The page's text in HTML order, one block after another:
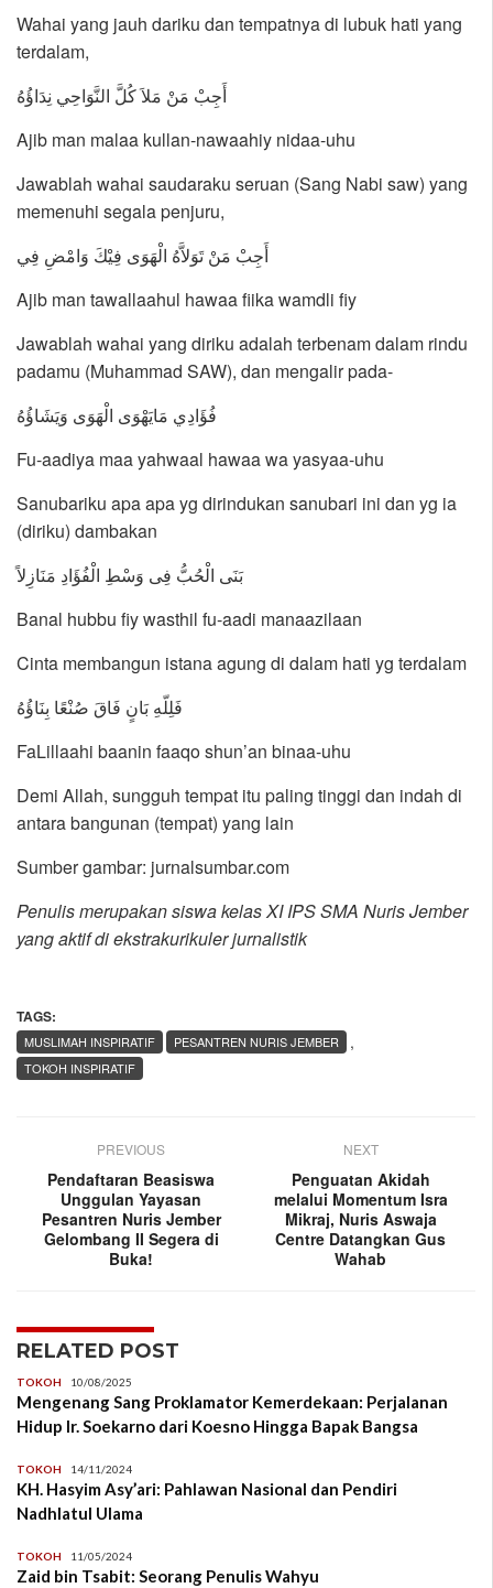
Wahai yang jauh dariku dan tempatnya di lubuk hati yang
terdalam,
أَجِبْ مَنْ مَلاَ كُلَّ النَّوَاحِي نِدَاؤُهُ
Ajib man malaa kullan-nawaahiy nidaa-uhu
Jawablah wahai saudaraku seruan (Sang Nabi saw) yang
memenuhi segala penjuru,
أَجِبْ مَنْ تَوَلاَّهُ الْهَوَى فِيْكَ وَامْضِ فِي
Ajib man tawallaahul hawaa fiika wamdli fiy
Jawablah wahai yang diriku adalah terbenam dalam rindu
padamu (Muhammad SAW), dan mengalir pada-
فُؤَادِي مَايَهْوَى الْهَوَى وَيَشَاؤُهُ
Fu-aadiya maa yahwaal hawaa wa yasyaa-uhu
Sanubariku apa apa yg dirindukan sanubari ini dan yg ia
(diriku) dambakan
بَنَى الْحُبُّ فِى وَسْطِ الْفُؤَادِ مَنَازِلاً
Banal hubbu fiy wasthil fu-aadi manaazilaan
Cinta membangun istana agung di dalam hati yg terdalam
فَلِلّهِ بَانٍ فَاقَ صُنْعًا بِنَاؤُهُ
FaLillaahi baanin faaqo shun’an binaa-uhu
Demi Allah, sungguh tempat itu paling tinggi dan indah di
antara bangunan (tempat) yang lain
Sumber gambar: jurnalsumbar.com
Penulis merupakan siswa kelas XI IPS SMA Nuris Jember
yang aktif di ekstrakurikuler jurnalistik
TAGS:
,
MUSLIMAH INSPIRATIF
PESANTREN NURIS JEMBER
TOKOH INSPIRATIF
PREVIOUS
Pendaftaran Beasiswa
Unggulan Yayasan
Pesantren Nuris Jember
Gelombang II Segera di
Buka!
NEXT
Penguatan Akidah
melalui Momentum Isra
Mikraj, Nuris Aswaja
Centre Datangkan Gus
Wahab
RELATED POST
TOKOH 10/08/2025
Mengenang Sang Proklamator Kemerdekaan: Perjalanan
Hidup Ir. Soekarno dari Koesno Hingga Bapak Bangsa
TOKOH 14/11/2024
KH. Hasyim Asy’ari: Pahlawan Nasional dan Pendiri
Nadhlatul Ulama
TOKOH 11/05/2024
Zaid bin Tsabit: Seorang Penulis Wahyu